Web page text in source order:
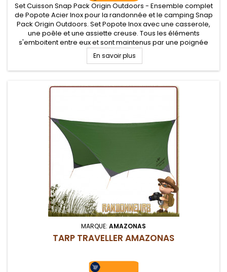
Set Cuisson Snap Pack Origin Outdoors - Ensemble complet
de Popote Acier Inox pour la randonnée et le camping Snap
Pack Origin Outdoors. Set Popote Inox avec une casserole,
une poêle et une assiette creuse. Tous les éléments
s'emboitent entre eux et sont maintenus par une poignée
rabattable.
En savoir plus
MARQUE: AMAZONAS
TARP TRAVELLER AMAZONAS